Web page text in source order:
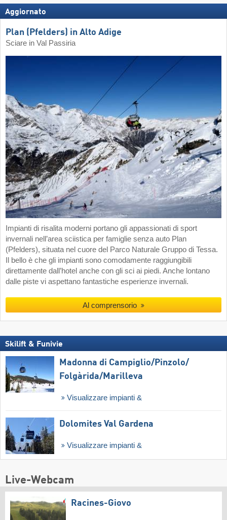
Aggiornato
Plan (Pfelders) in Alto Adige
Sciare in Val Passiria
Impianti di risalita moderni portano gli appassionati di sport
invernali nell’area sciistica per famiglie senza auto Plan
(Pfelders), situata nel cuore del Parco Naturale Gruppo di Tessa.
Il bello è che gli impianti sono comodamente raggiungibili
direttamente dall’hotel anche con gli sci ai piedi. Anche lontano
dalle piste vi aspettano fantastiche esperienze invernali.
Al comprensorio
Skilift & Funivie
Madonna di Campiglio/​Pinzolo/​
Folgàrida/​Marilleva
Visualizzare impianti &
Dolomites Val Gardena
Visualizzare impianti &
Live-Webcam
Racines-Giovo